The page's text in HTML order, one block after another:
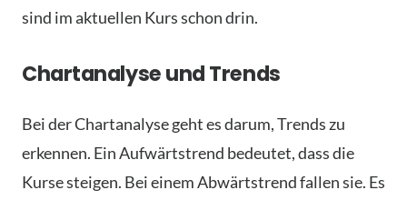
sind im aktuellen Kurs schon drin.
Chartanalyse und Trends
Bei der Chartanalyse geht es darum, Trends zu
erkennen. Ein Aufwärtstrend bedeutet, dass die
Kurse steigen. Bei einem Abwärtstrend fallen sie. Es